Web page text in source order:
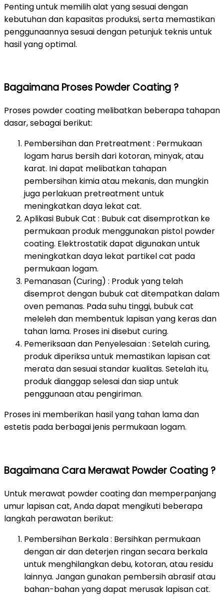
Penting untuk memilih alat yang sesuai dengan
kebutuhan dan kapasitas produksi, serta memastikan
penggunaannya sesuai dengan petunjuk teknis untuk
hasil yang optimal.
Bagaimana Proses Powder Coating ?
Proses powder coating melibatkan beberapa tahapan
dasar, sebagai berikut:
Pembersihan dan Pretreatment : Permukaan
logam harus bersih dari kotoran, minyak, atau
karat. Ini dapat melibatkan tahapan
pembersihan kimia atau mekanis, dan mungkin
juga perlakuan pretreatment untuk
meningkatkan daya lekat cat.
Aplikasi Bubuk Cat : Bubuk cat disemprotkan ke
permukaan produk menggunakan pistol powder
coating. Elektrostatik dapat digunakan untuk
meningkatkan daya lekat partikel cat pada
permukaan logam.
Pemanasan (Curing) : Produk yang telah
disemprot dengan bubuk cat ditempatkan dalam
oven pemanas. Pada suhu tinggi, bubuk cat
meleleh dan membentuk lapisan yang keras dan
tahan lama. Proses ini disebut curing.
Pemeriksaan dan Penyelesaian : Setelah curing,
produk diperiksa untuk memastikan lapisan cat
merata dan sesuai standar kualitas. Setelah itu,
produk dianggap selesai dan siap untuk
penggunaan atau pengiriman.
Proses ini memberikan hasil yang tahan lama dan
estetis pada berbagai jenis permukaan logam.
Bagaimana Cara Merawat Powder Coating ?
Untuk merawat powder coating dan memperpanjang
umur lapisan cat, Anda dapat mengikuti beberapa
langkah perawatan berikut:
Pembersihan Berkala : Bersihkan permukaan
dengan air dan deterjen ringan secara berkala
untuk menghilangkan debu, kotoran, atau residu
lainnya. Jangan gunakan pembersih abrasif atau
bahan-bahan yang dapat merusak lapisan cat.